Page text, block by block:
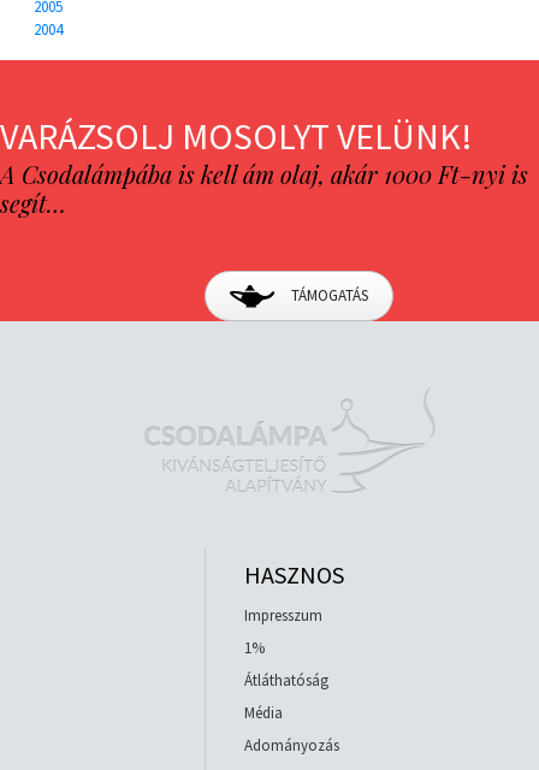
2005
2004
VARÁZSOLJ MOSOLYT VELÜNK!
A Csodalámpába is kell ám olaj, akár 1000 Ft-nyi is
segít…
TÁMOGATÁS
HASZNOS
Impresszum
1%
Átláthatóság
Média
Adományozás